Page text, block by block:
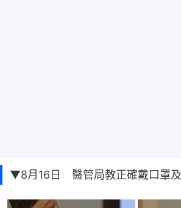
▼8月16日 醫管局教正確戴口罩